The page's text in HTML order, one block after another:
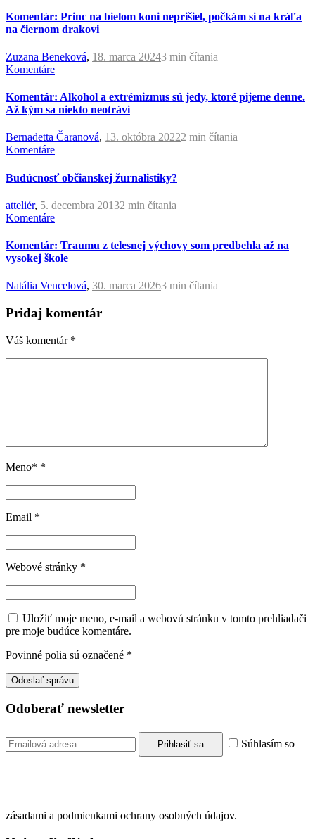
Komentár: Princ na bielom koni neprišiel, počkám si na kráľa
na čiernom drakovi
Zuzana Beneková, 18. marca 20243 min čítania
Komentáre
Komentár: Alkohol a extrémizmus sú jedy, ktoré pijeme denne.
Až kým sa niekto neotrávi
Bernadetta Čaranová, 13. októbra 20222 min čítania
Komentáre
Budúcnosť občianskej žurnalistiky?
atteliér, 5. decembra 20132 min čítania
Komentáre
Komentár: Traumu z telesnej výchovy som predbehla až na
vysokej škole
Natália Vencelová, 30. marca 20263 min čítania
Pridaj komentár
Váš komentár *
Meno* *
Email *
Webové stránky *
Uložiť moje meno, e-mail a webovú stránku v tomto prehliadači
pre moje budúce komentáre.
Povinné polia sú označené *
Odoberať newsletter
Súhlasím so
zásadami a podmienkami ochrany osobných údajov.